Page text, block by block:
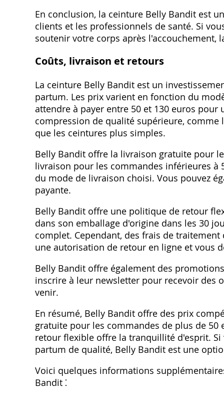
En conclusion, la ceinture Belly Bandit est
clients et les professionnels de santé. Si
soutenir votre corps après l'accouchement,
Coûts, livraison et retours
La ceinture Belly Bandit est un
partum. Les prix varient en fonction du
attendre à payer entre 50 et 130 euros
compression de qualité supérieure, comme
que les ceintures plus simples.
Belly Bandit offre la livraison gratuite pour
livraison pour les commandes inférieures
du mode de livraison choisi. Vous pouvez
payante.
Belly Bandit offre une politique de retour
dans son emballage d'origine dans les 30
complet. Cependant, des frais de
une autorisation de retour en ligne et vous
Belly Bandit offre également des
inscrire à leur newsletter pour recevoir des
venir.
En résumé, Belly Bandit offre des prix
gratuite pour les commandes de plus de
retour flexible offre la tranquillité d'esprit.
partum de qualité, Belly Bandit est une
Voici quelques informations
Bandit ⁚